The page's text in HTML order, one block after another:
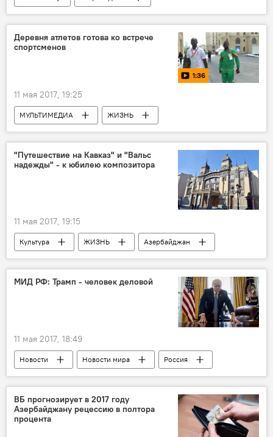
Происшествия
Новости
Губинский район
Экспертиза
Телесные повреждения
Деревня атлетов готова ко встрече
спортсменов
1:36
11 мая 2017, 19:25
МУЛЬТИМЕДИА
ЖИЗНЬ
Азербайджан
Спорт
Видео
Новости
"Путешествие на Кавказ" и "Вальс
надежды" - к юбилею композитора
11 мая 2017, 19:15
Культура ЖИЗНЬ
Азербайджан
Новости
Джаваншир Джафаров
Агшин Ализаде
Азербайджанский государственный академический театр оперы и балета
МИД РФ: Трамп - человек деловой
11 мая 2017, 18:49
Новости Новости мира
Россия
Россия
США
Сирия
Михаил Богданов
Дональд Трамп
конфликт
переговоры
ВБ прогнозирует в 2017 году
Азербайджану рецессию в полтора
процента